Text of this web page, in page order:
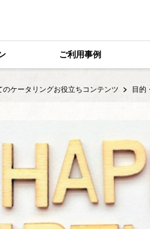
ご利用事例
のケータリングお役立ちコンテンツ 目的